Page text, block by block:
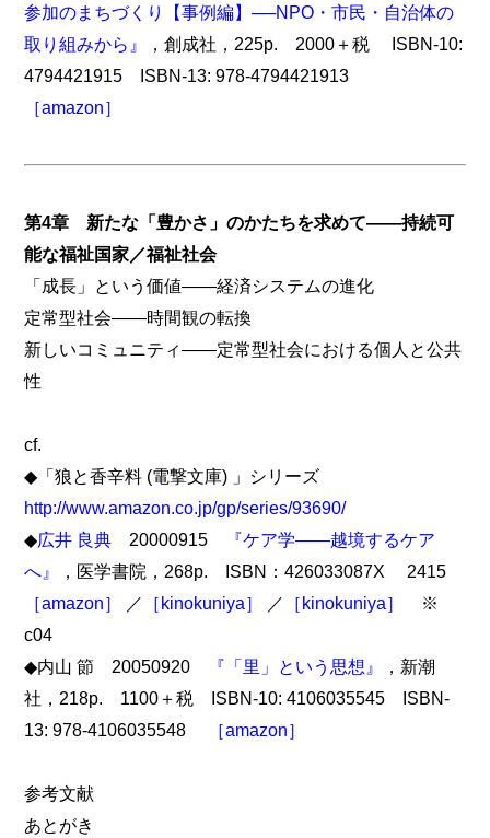
参加のまちづくり【事例編】──NPO・市民・自治体の
取り組みから』
，創成社，225p. 2000＋税 ISBN-10:
4794421915 ISBN-13: 978-4794421913
［amazon］
第4章 新たな「豊かさ」のかたちを求めて――持続可
能な福祉国家／福祉社会
「成長」という価値――経済システムの進化
定常型社会――時間観の転換
新しいコミュニティ――定常型社会における個人と公共
性
cf.
◆「狼と香辛料 (電撃文庫) 」シリーズ
http://www.amazon.co.jp/gp/series/93690/
◆広井 良典 20000915
『ケア学――越境するケア
へ』
，医学書院，268p. ISBN：426033087X 2415
［amazon］
／ ［kinokuniya］ ／ ［kinokuniya］
※
c04
◆内山 節 20050920
『「里」という思想』
，新潮
社，218p. 1100＋税 ISBN-10: 4106035545 ISBN-
13: 978-4106035548
［amazon］
参考文献
あとがき